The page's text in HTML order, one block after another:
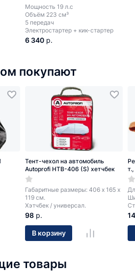
Мощность 19 л.с
Объём 223 см³
5 передач
Электростартер + кик-стартер
6 340 р.
покупают
Тент-чехол на автомобиль
Autoprofi HTB-406 (S) хетчбек
Габаритные размеры: 406 х 165 х
119 см.
Хэтчбек / универсал.
98 р.
В корзину
14
товары